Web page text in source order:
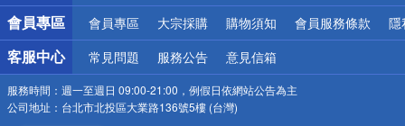
會員專區 會員專區 大宗採購 購物須知 會員服務條款 隱
客服中心 常見問題 服務公告 意見信箱
服務時間： 週一至週日 09:00-21:00，例假日依網站公告為主
公司地址： 台北市北投區大業路136號5樓 (台灣)